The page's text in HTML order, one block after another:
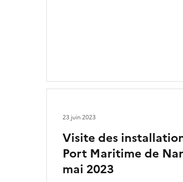
Visite des
Port Maritime de
mai 2023
23 juin 2023